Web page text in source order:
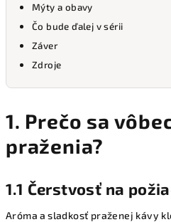
Mýty a obavy
Čo bude ďalej v sérii
Záver
Zdroje
1. Prečo sa
praženia?
1.1 Čerstvosť na
Aróma a sladkosť praženej kávy